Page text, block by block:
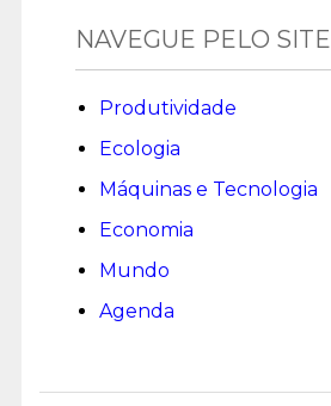
NAVEGUE PELO SITE
Produtividade
Ecologia
Máquinas e Tecnologia
Economia
Mundo
Agenda